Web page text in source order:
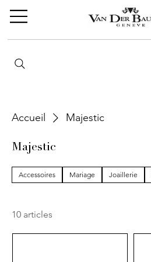
Accueil Majestic
Majestic
Accessoires Mariage Joaillerie
10 articles